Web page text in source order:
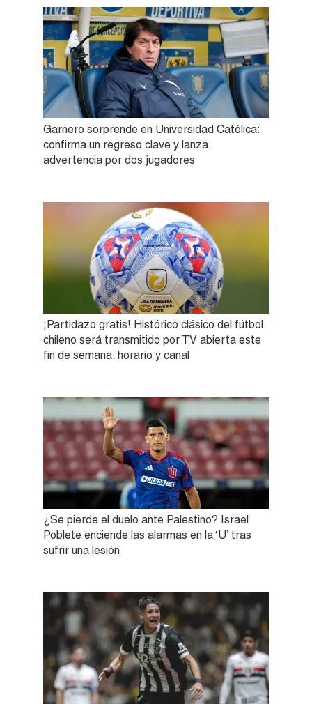
Garnero sorprende en Universidad Católica:
confirma un regreso clave y lanza
advertencia por dos jugadores
¡Partidazo gratis! Histórico clásico del fútbol
chileno será transmitido por TV abierta este
fin de semana: horario y canal
¿Se pierde el duelo ante Palestino? Israel
Poblete enciende las alarmas en la ‘U’ tras
sufrir una lesión